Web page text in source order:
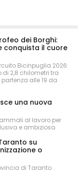
dei Borghi:
conquista il cuore
Bicinpuglia 2026:
di 2,8 chilometri tra
alle 19 da
una nuova
al lavoro per
e ambiziosa
su
o
di Taranto